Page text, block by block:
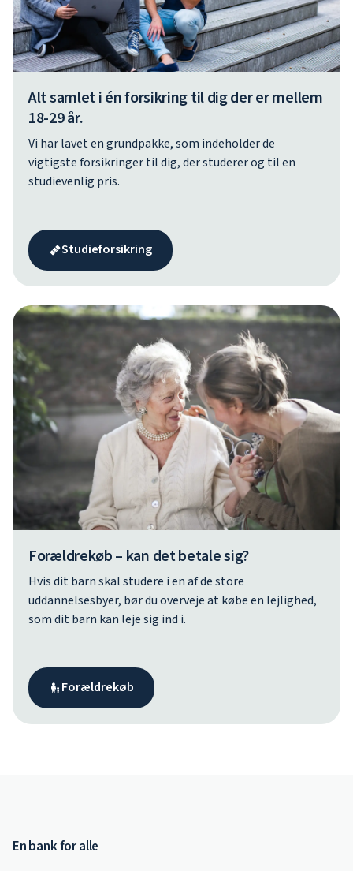
Alt samlet i én forsikring til dig der er mellem
18-29 år.
Vi har lavet en grundpakke, som indeholder de
vigtigste forsikringer til dig, der studerer og til en
studievenlig pris.
Studieforsikring
Forældrekøb – kan det betale sig?
Hvis dit barn skal studere i en af de store
uddannelsesbyer, bør du overveje at købe en lejlighed,
som dit barn kan leje sig ind i.
Forældrekøb
En bank for alle